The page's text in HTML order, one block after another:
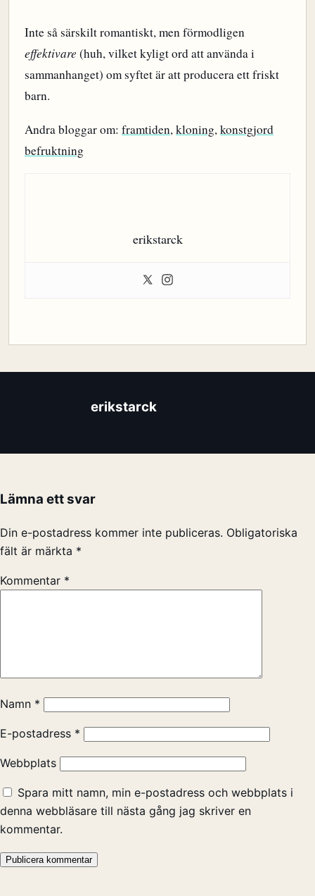
Inte så särskilt romantiskt, men förmodligen
effektivare (huh, vilket kyligt ord att använda i
sammanhanget) om syftet är att producera ett friskt
barn.
Andra bloggar om: framtiden, kloning, konstgjord
befruktning
erikstarck
erikstarck
Lämna ett svar
Din e-postadress kommer inte publiceras. Obligatoriska
fält är märkta *
Kommentar *
Namn *
E-postadress *
Webbplats
Spara mitt namn, min e-postadress och webbplats i
denna webbläsare till nästa gång jag skriver en
kommentar.